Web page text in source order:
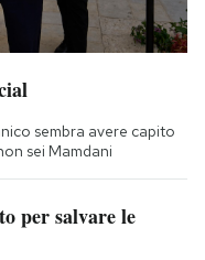
sembra avere capito
sei Mamdani
per salvare le